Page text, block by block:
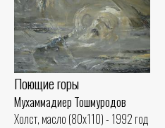
Поющие горы
Мухаммадиер Тошмуродов
Холст, масло (80x110) - 1992 год